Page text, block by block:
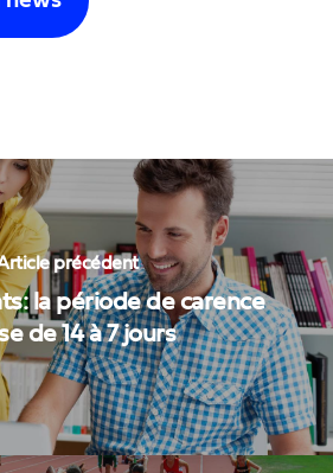
précédent
la période de carence
de 14 à 7 jours